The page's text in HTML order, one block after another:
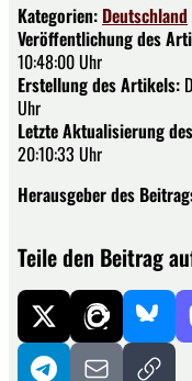
Kategorien: Deutschland
Veröffentlichung des
10:48:00 Uhr
Erstellung des Artikels:
Uhr
Letzte Aktualisierung
20:10:33 Uhr
Herausgeber des
Teile den Beitrag